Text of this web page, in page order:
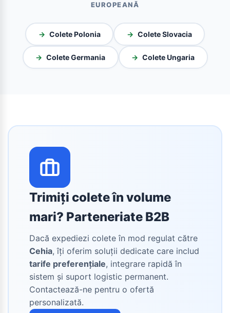
EUROPEANĂ
→ Colete Polonia → Colete Slovacia
→ Colete Germania → Colete Ungaria
Trimiți colete în volume
mari? Parteneriate B2B
Dacă expediezi colete în mod regulat către
Cehia, îți oferim soluții dedicate care includ
tarife preferențiale, integrare rapidă în
sistem și suport logistic permanent.
Contactează-ne pentru o ofertă
personalizată.